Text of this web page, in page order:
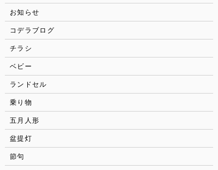
お知らせ
コデラブログ
チラシ
ベビー
ランドセル
乗り物
五月人形
盆提灯
節句